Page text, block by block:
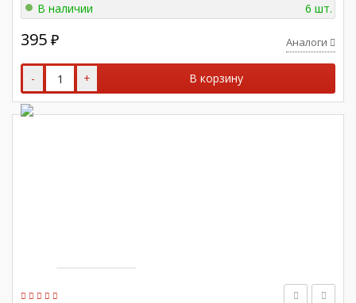
В наличии 6 шт.
395 ₽ Аналоги
- + В корзину